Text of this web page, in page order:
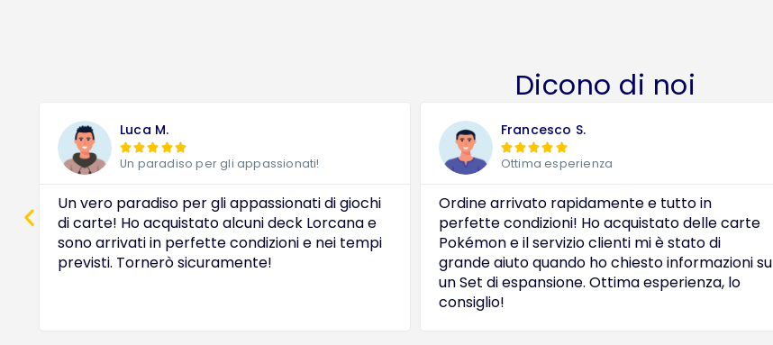
Dicono di noi
Luca M.
 
Un paradiso per gli appassionati!
Un vero paradiso per gli appassionati di giochi
di carte! Ho acquistato alcuni deck Lorcana e
sono arrivati in perfette condizioni e nei tempi
previsti. Tornerò sicuramente!
Francesco S.
 
Ottima esperienza
Ordine arrivato rapidamente e tutto in
perfette condizioni! Ho acquistato delle carte
Pokémon e il servizio clienti mi è stato di
grande aiuto quando ho chiesto informazioni su
un Set di espansione. Ottima esperienza, lo
consiglio!